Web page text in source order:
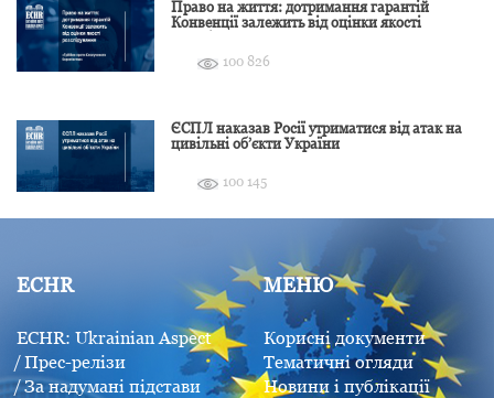
Право на життя: дотримання гарантій
Конвенції залежить від оцінки якості
100 826
ЄСПЛ наказав Росії утриматися від атак на
цивільні об’єкти України
100 145
ECHR
ECHR: Ukrainian Aspect
Прес-релізи
За надумані підстави
МЕНЮ
Корисні документи
Тематичні огляди
Новини і публікації